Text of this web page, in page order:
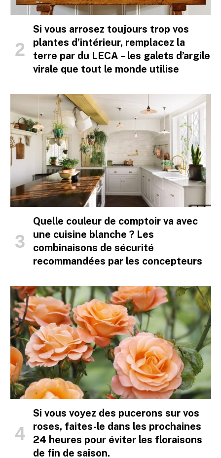
Si vous arrosez toujours trop vos
plantes d’intérieur, remplacez la
terre par du LECA – les galets d’argile
virale que tout le monde utilise
Quelle couleur de comptoir va avec
une cuisine blanche ? Les
combinaisons de sécurité
recommandées par les concepteurs
Si vous voyez des pucerons sur vos
roses, faites-le dans les prochaines
24 heures pour éviter les floraisons
de fin de saison.